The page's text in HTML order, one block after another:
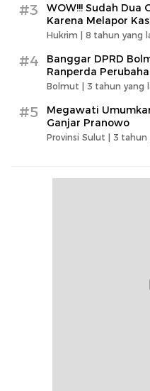
#3
WOW!!! Sudah Dua
Karena Melapor
Hukrim | 8 tahun yang
#4
Banggar DPRD
Ranperda
Bolmut | 3 tahun yang
#5
Megawati
Ganjar Pranowo
Provinsi Sulut | 3 tahun